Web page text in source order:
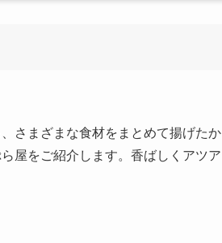
さまざまな食材をまとめて揚げたか
屋をご紹介します。香ばしくアツア